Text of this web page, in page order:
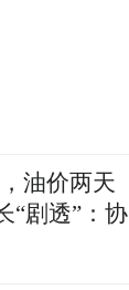
油价两天
“剧透”：协